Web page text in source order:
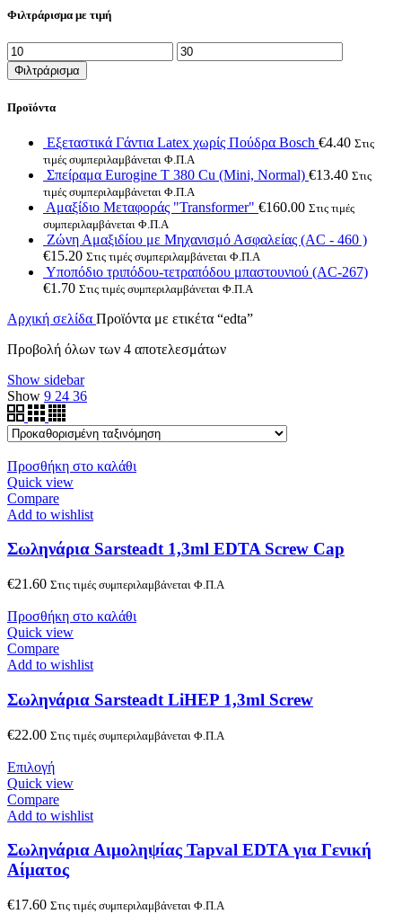
Φιλτράρισμα με τιμή
Ελάχιστη
τιμή
Μέγιστη
τιμή
Φιλτράρισμα
Προϊόντα
Εξεταστικά Γάντια Latex χωρίς Πούδρα Bosch €4.40 Στις
τιμές συμπεριλαμβάνεται Φ.Π.Α
Σπείραμα Eurogine Τ 380 Cu (Mini, Normal) €13.40 Στις
τιμές συμπεριλαμβάνεται Φ.Π.Α
Αμαξίδιο Μεταφοράς "Transformer" €160.00 Στις τιμές
συμπεριλαμβάνεται Φ.Π.Α
Ζώνη Αμαξιδίου με Μηχανισμό Ασφαλείας (AC - 460 )
€15.20 Στις τιμές συμπεριλαμβάνεται Φ.Π.Α
Υποπόδιο τριπόδου-τετραπόδου μπαστουνιού (AC-267)
€1.70 Στις τιμές συμπεριλαμβάνεται Φ.Π.Α
Αρχική σελίδα Προϊόντα με ετικέτα “edta”
Προβολή όλων των 4 αποτελεσμάτων
Show sidebar
Show 9 24 36
Προσθήκη στο καλάθι
Quick view
Compare
Add to wishlist
Σωληνάρια Sarsteadt 1,3ml EDTA Screw Cap
€21.60 Στις τιμές συμπεριλαμβάνεται Φ.Π.Α
Προσθήκη στο καλάθι
Quick view
Compare
Add to wishlist
Σωληνάρια Sarsteadt LiHEP 1,3ml Screw
€22.00 Στις τιμές συμπεριλαμβάνεται Φ.Π.Α
Επιλογή
Quick view
Compare
Add to wishlist
Σωληνάρια Αιμοληψίας Tapval EDTA για Γενική
Αίματος
€17.60 Στις τιμές συμπεριλαμβάνεται Φ.Π.Α